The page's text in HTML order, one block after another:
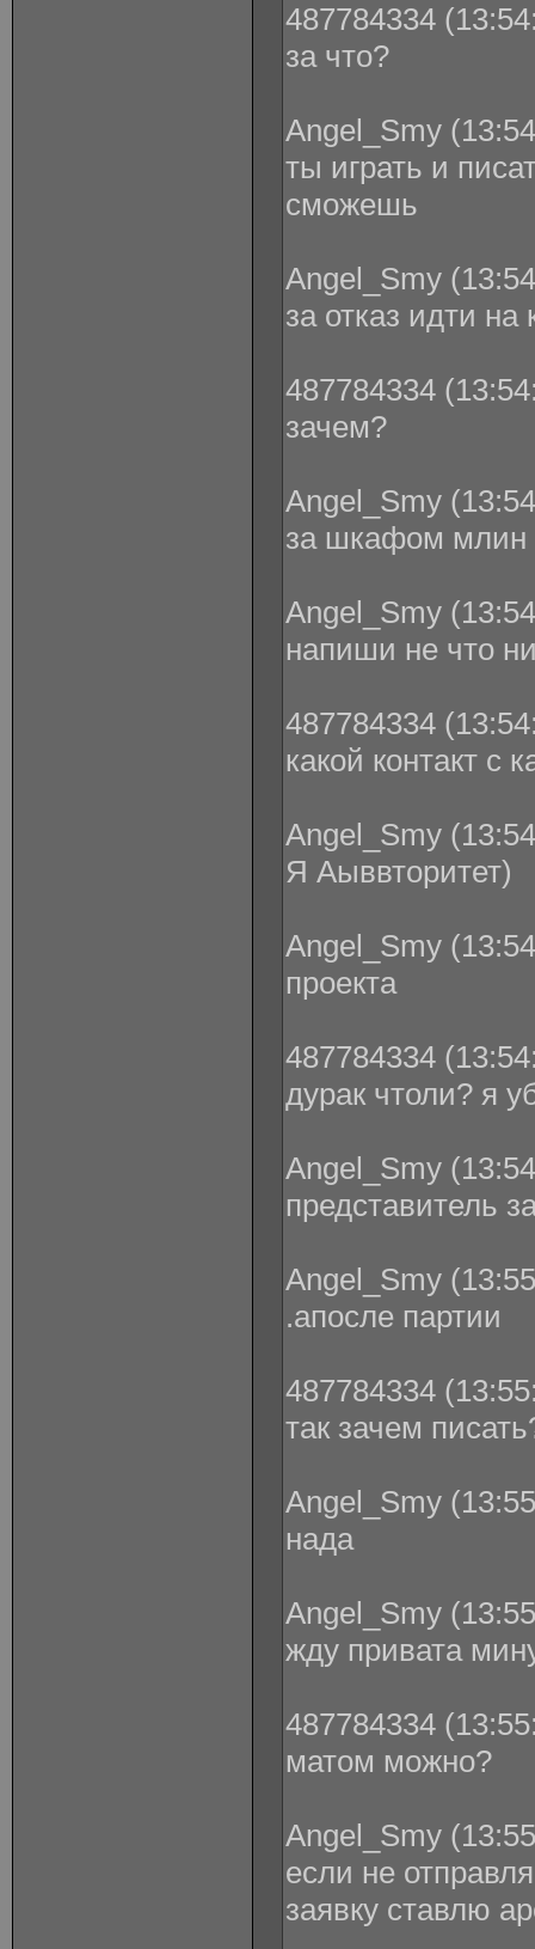
487784334
за что?
Angel_Smy
ты играть и
сможешь
Angel_Smy
за отказ идти на
487784334
зачем?
Angel_Smy
за шкафом млин
Angel_Smy
напиши не что
487784334
какой контакт с
Angel_Smy
Я Аыввторитет)
Angel_Smy
проекта
487784334
дурак чтоли? я
Angel_Smy
представитель
Angel_Smy
.апосле партии
487784334
так зачем
Angel_Smy
нада
Angel_Smy
жду привата
487784334
матом можно?
Angel_Smy
если не
заявку ставлю